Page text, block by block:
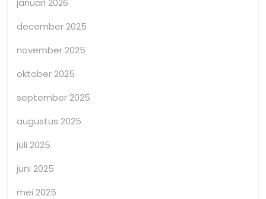
januari 2026
december 2025
november 2025
oktober 2025
september 2025
augustus 2025
juli 2025
juni 2025
mei 2025